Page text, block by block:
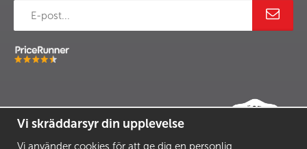
Vi skräddarsyr din upplevelse
Vi använder cookies för att ge dig en personlig